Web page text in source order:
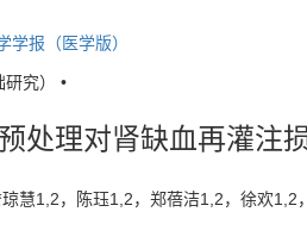
学报（医学版）
研究） •
处理对肾缺血再灌注
琼慧1,2，陈珏1,2，郑蓓洁1,2，徐欢